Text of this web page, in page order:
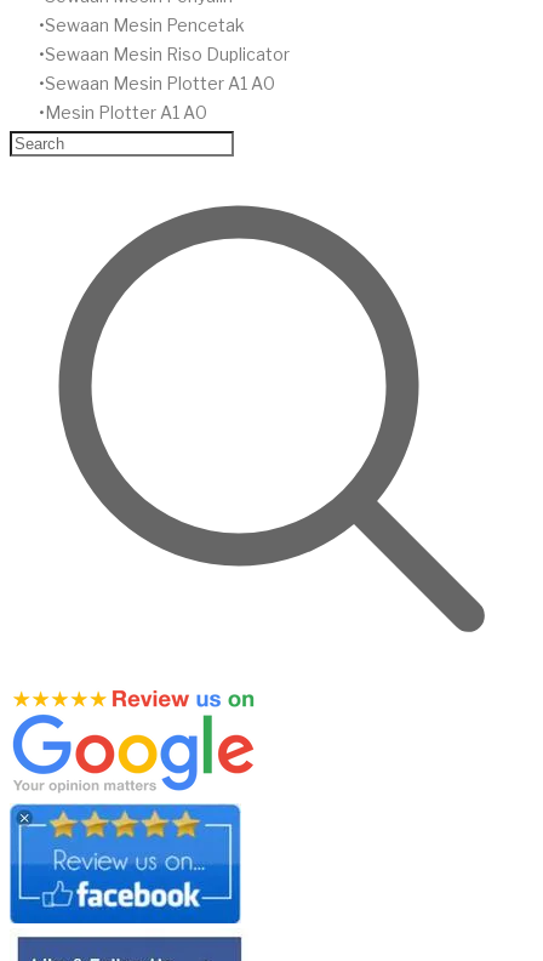
​Sewaan Mesin Pencetak
Sewaan Mesin Riso Duplicator
Sewaan Mesin Plotter A1 A0
Mesin Plotter A1 A0